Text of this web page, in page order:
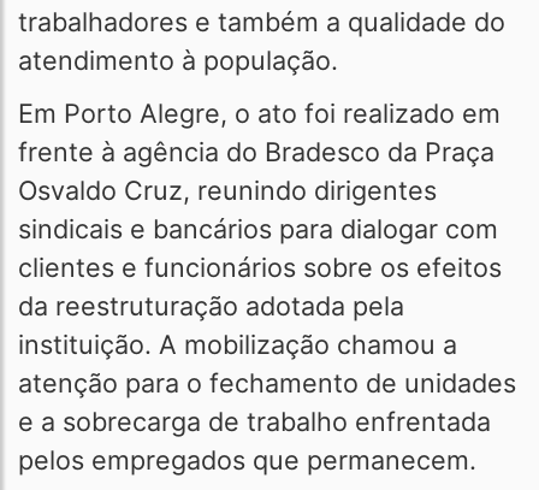
trabalhadores e também a qualidade do
atendimento à população.
Em Porto Alegre, o ato foi realizado em
frente à agência do Bradesco da Praça
Osvaldo Cruz, reunindo dirigentes
sindicais e bancários para dialogar com
clientes e funcionários sobre os efeitos
da reestruturação adotada pela
instituição. A mobilização chamou a
atenção para o fechamento de unidades
e a sobrecarga de trabalho enfrentada
pelos empregados que permanecem.